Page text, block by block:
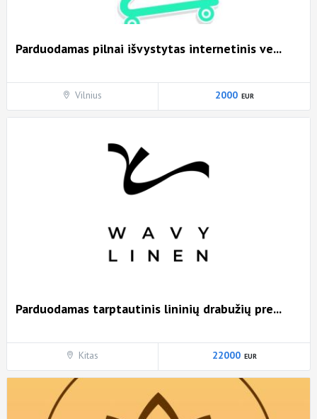
Parduodamas pilnai išvystytas internetinis ve...
Vilnius 2000
Parduodamas tarptautinis lininių drabužių pre...
Kitas 22000